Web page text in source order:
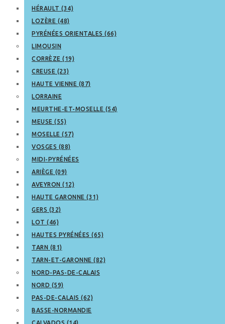
HÉRAULT (34)
LOZÈRE (48)
PYRÉNÉES ORIENTALES (66)
LIMOUSIN
CORRÈZE (19)
CREUSE (23)
HAUTE VIENNE (87)
LORRAINE
MEURTHE-ET-MOSELLE (54)
MEUSE (55)
MOSELLE (57)
VOSGES (88)
MIDI-PYRÉNÉES
ARIÈGE (09)
AVEYRON (12)
HAUTE GARONNE (31)
GERS (32)
LOT (46)
HAUTES PYRÉNÉES (65)
TARN (81)
TARN-ET-GARONNE (82)
NORD-PAS-DE-CALAIS
NORD (59)
PAS-DE-CALAIS (62)
BASSE-NORMANDIE